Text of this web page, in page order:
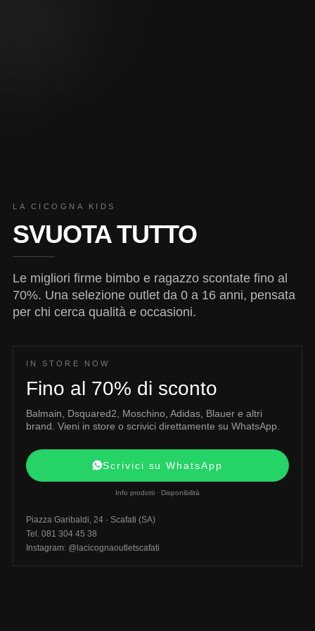
LA CICOGNA KIDS
SVUOTA TUTTO
Le migliori firme bimbo e ragazzo scontate fino al
70%. Una selezione outlet da 0 a 16 anni, pensata
per chi cerca qualità e occasioni.
IN STORE NOW
Fino al 70% di sconto
Balmain, Dsquared2, Moschino, Adidas, Blauer e altri
brand. Vieni in store o scrivici direttamente su WhatsApp.
Scrivici su WhatsApp
Info prodotti · Disponibilità
Piazza Garibaldi, 24 · Scafati (SA)
Tel. 081 304 45 38
Instagram: @lacicognaoutletscafati